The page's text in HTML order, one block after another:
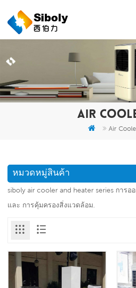
AIR
Air
หมวดหมู่สินค้า
siboly air cooler and heater series การ
และ การคุ้มครองสิ่งแวดล้อม.